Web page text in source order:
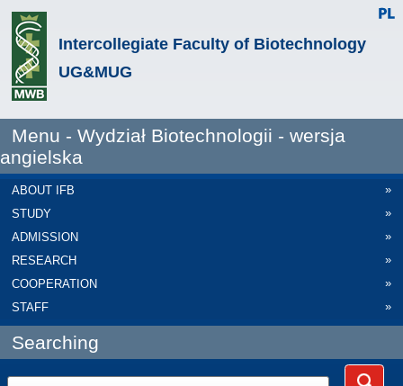
Intercollegiate Faculty of Biotechnology
UG&MUG
Menu - Wydział Biotechnologii - wersja
angielska
ABOUT IFB
»
STUDY
»
ADMISSION
»
RESEARCH
»
COOPERATION
»
STAFF
»
Searching